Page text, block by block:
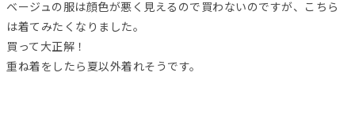
ベージュの服は顔色が悪く見えるので買わないのですが、こちら
は着てみたくなりました。
買って大正解！
重ね着をしたら夏以外着れそうです。